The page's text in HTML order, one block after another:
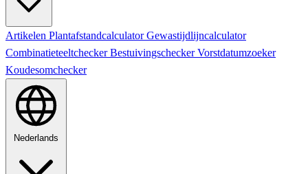
Artikelen PlantafstandcalculatorGewastijdlijncalculator
CombinatieteeltcheckerBestuivingscheckerVorstdatumzoeker
Koudesomchecker
Nederlands